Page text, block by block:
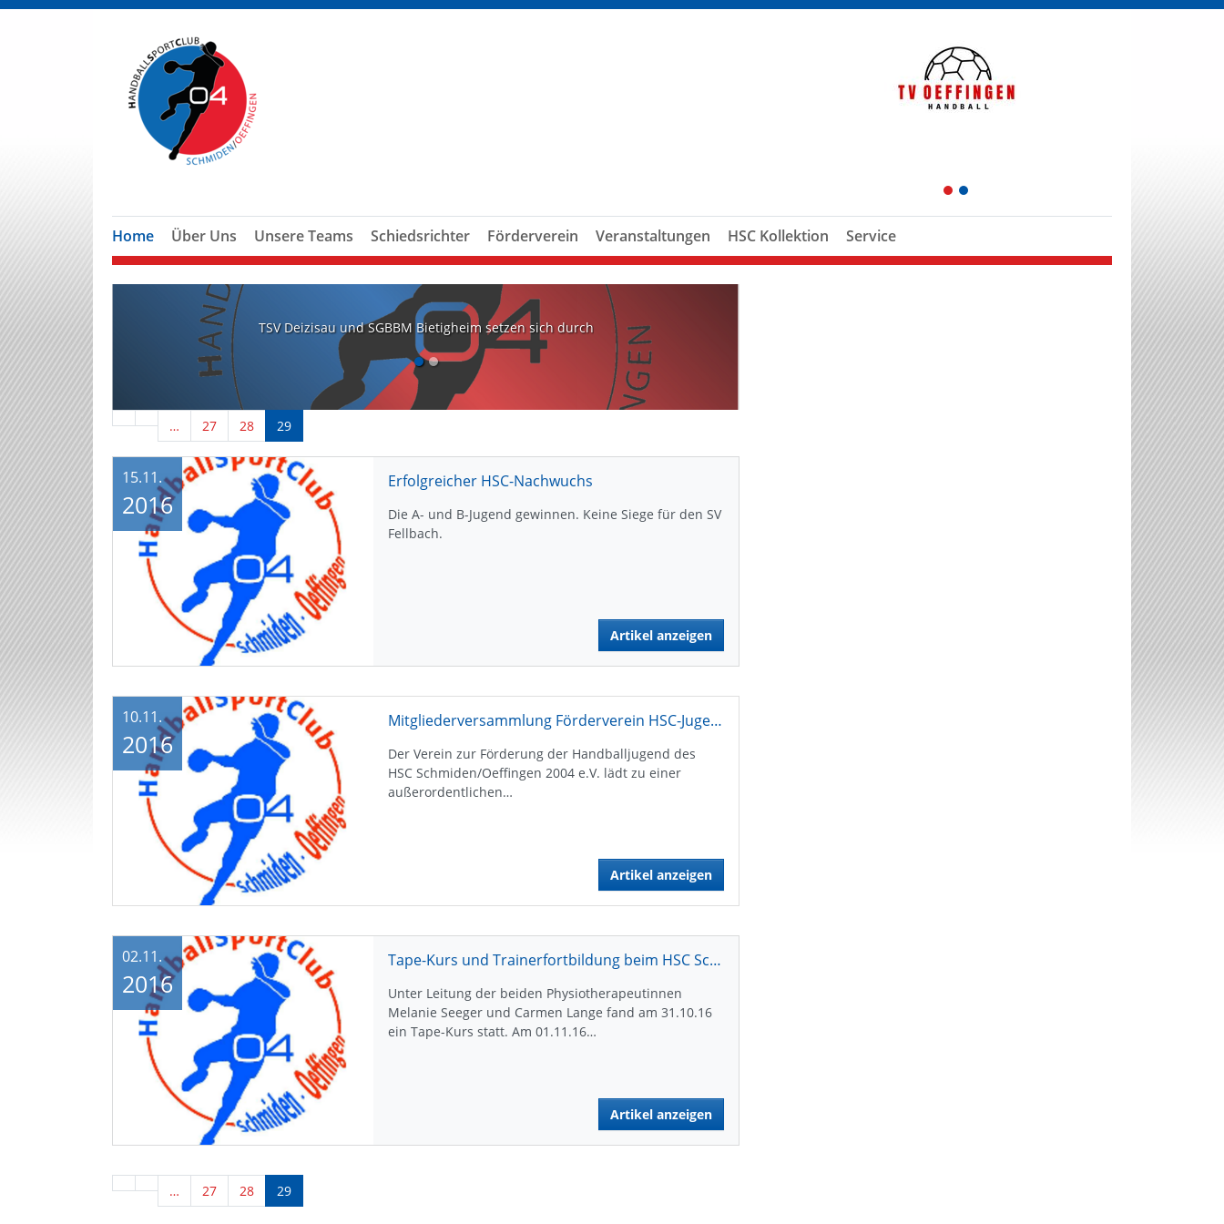
1 2
Home Über Uns Unsere Teams Schiedsrichter Förderverein Veranstaltungen HSC Kollektion Service
TSV Deizisau und SGBBM Bietigheim setzen sich durch
… 27 28 29
Erfolgreicher HSC-Nachwuchs
Die A- und B-Jugend gewinnen. Keine Siege für den SV
Fellbach.
Artikel anzeigen
15.11.
2016
Mitgliederversammlung Förderverein HSC-Jugend
Der Verein zur Förderung der Handballjugend des
HSC Schmiden/Oeffingen 2004 e.V. lädt zu einer
außerordentlichen…
Artikel anzeigen
10.11.
2016
Tape-Kurs und Trainerfortbildung beim HSC Schmiden/Oeffingen
Unter Leitung der beiden Physiotherapeutinnen
Melanie Seeger und Carmen Lange fand am 31.10.16
ein Tape-Kurs statt. Am 01.11.16…
Artikel anzeigen
02.11.
2016
… 27 28 29